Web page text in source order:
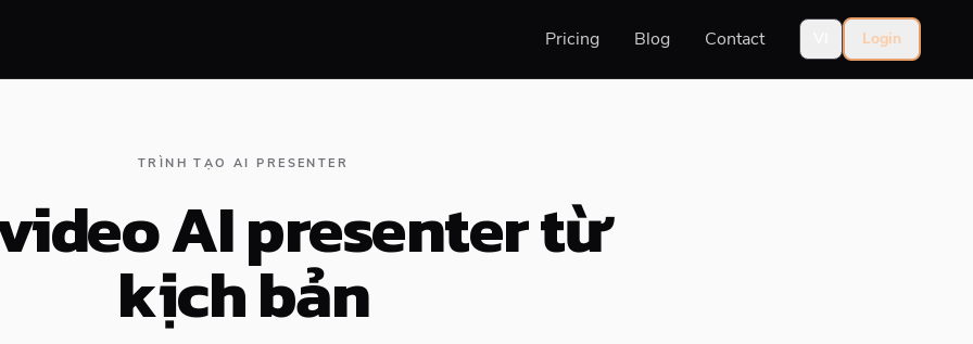
Pricing Blog Contact Login
TRÌNH TẠO AI PRESENTER
AI presenter từ
kịch bản